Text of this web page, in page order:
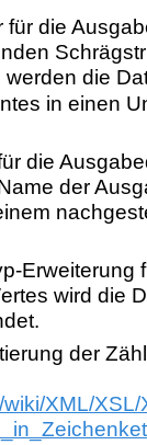
für die
die
in einen
die
der
Erweiterung
wird die
der
XML/